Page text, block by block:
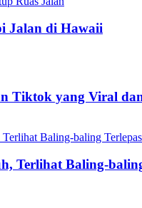
Jalan di Hawaii
Tiktok yang Viral
Terlihat Baling-